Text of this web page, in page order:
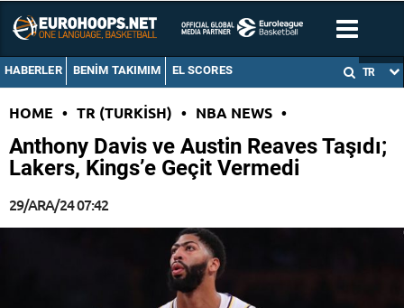
HABERLER BENIM TAKIMIM EL SCORES TR
HOME • TR (TURKISH) • NBA NEWS •
Anthony Davis ve Austin Reaves Taşıdı;
Lakers, Kings’e Geçit Vermedi
29/ARA/24 07:42